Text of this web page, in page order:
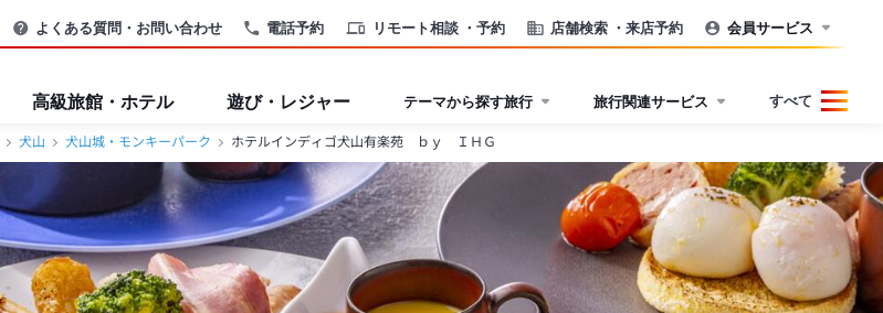
電話予約 リモート相談 ・予約 店舗検索 ・来店予約
よくある質問・お問い合わせ 会員サービス
高級旅館・ホテル 遊び・レジャー テーマから探す旅行 旅行関連サービス すべて
犬山 犬山城・モンキーパーク ホテルインディゴ犬山有楽苑 ｂｙ ＩＨＧ